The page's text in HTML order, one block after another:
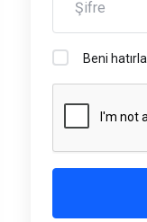
Beni hatırla